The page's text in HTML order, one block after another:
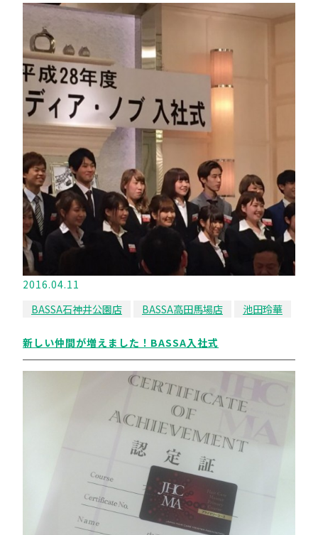
2016.04.11
BASSA石神井公園店
BASSA高田馬場店 池田玲華
新しい仲間が増えました！BASSA入社式